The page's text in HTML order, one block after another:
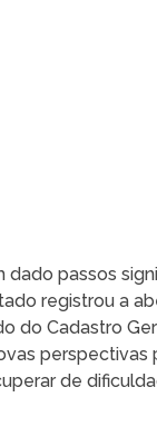
dado passos
registrou a
do Cadastro
perspectivas
de